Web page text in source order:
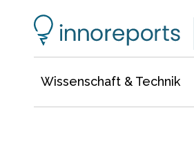
Wissenschaft & Technik